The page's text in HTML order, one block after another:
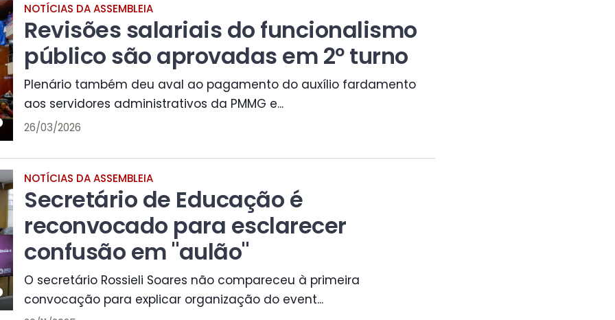
NOTÍCIAS DA ASSEMBLEIA
Revisões salariais do funcionalismo
público são aprovadas em 2º turno
Plenário também deu aval ao pagamento do auxílio fardamento
aos servidores administrativos da PMMG e...
26/03/2026
NOTÍCIAS DA ASSEMBLEIA
Secretário de Educação é
reconvocado para esclarecer
confusão em "aulão"
O secretário Rossieli Soares não compareceu à primeira
convocação para explicar organização do event...